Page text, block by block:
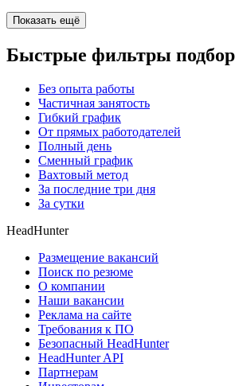
Показать ещё
Быстрые фильтры
Без опыта работы
Частичная занятость
Гибкий график
От прямых работодателей
Полный день
Сменный график
Вахтовый метод
За последние три дня
За сутки
HeadHunter
Размещение вакансий
Поиск по резюме
О компании
Наши вакансии
Реклама на сайте
Требования к ПО
Безопасный HeadHunter
HeadHunter API
Партнерам